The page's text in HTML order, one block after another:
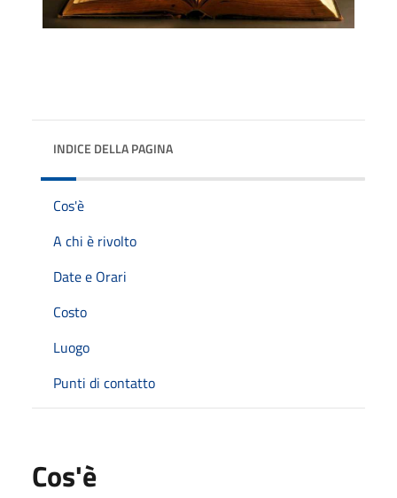
INDICE DELLA PAGINA
Cos'è
A chi è rivolto
Date e Orari
Costo
Luogo
Punti di contatto
Cos'è